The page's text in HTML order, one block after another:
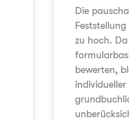
Die
zu hoch.
bewerten,
individueller